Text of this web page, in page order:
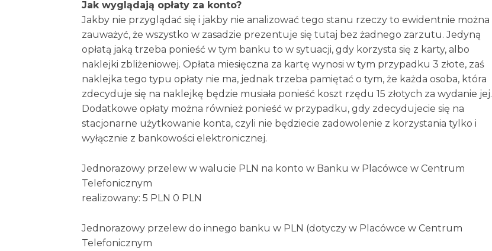
Jak wyglądają opłaty za konto?
Jakby nie przyglądać się i jakby nie analizować tego stanu rzeczy to ewidentnie można
zauważyć, że wszystko w zasadzie prezentuje się tutaj bez żadnego zarzutu. Jedyną
opłatą jaką trzeba ponieść w tym banku to w sytuacji, gdy korzysta się z karty, albo
naklejki zbliżeniowej. Opłata miesięczna za kartę wynosi w tym przypadku 3 złote, zaś
naklejka tego typu opłaty nie ma, jednak trzeba pamiętać o tym, że każda osoba, która
zdecyduje się na naklejkę będzie musiała ponieść koszt rzędu 15 złotych za wydanie jej.
Dodatkowe opłaty można również ponieść w przypadku, gdy zdecydujecie się na
stacjonarne użytkowanie konta, czyli nie będziecie zadowolenie z korzystania tylko i
wyłącznie z bankowości elektronicznej.
Jednorazowy przelew w walucie PLN na konto w Banku w Placówce w Centrum
Telefonicznym
realizowany: 5 PLN 0 PLN
Jednorazowy przelew do innego banku w PLN (dotyczy w Placówce w Centrum
Telefonicznym